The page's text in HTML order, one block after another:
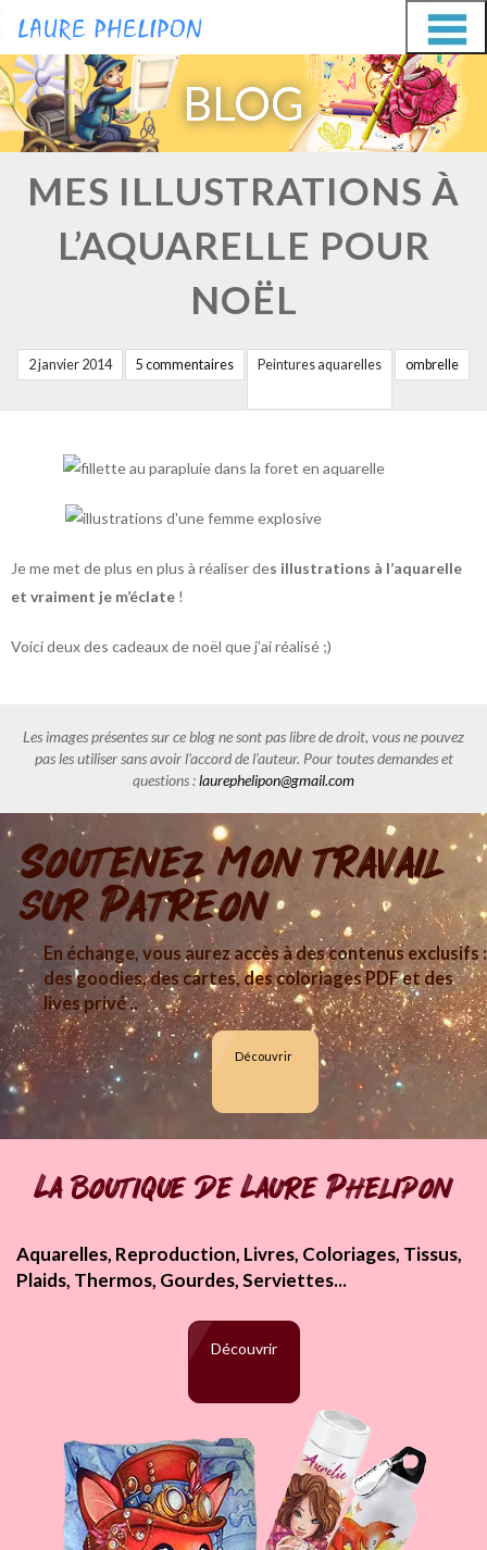
Aller
au
contenu
Aller
au
contenu
BLOG
MES ILLUSTRATIONS À
L’AQUARELLE POUR
NOËL
2 janvier 2014 5 commentaires Peintures aquarelles ombrelle
Je me met de plus en plus à réaliser des illustrations à l’aquarelle
et vraiment je m’éclate !
Voici deux des cadeaux de noël que j’ai réalisé ;)
Les images présentes sur ce blog ne sont pas libre de droit, vous ne pouvez
pas les utiliser sans avoir l'accord de l'auteur. Pour toutes demandes et
questions :laurephelipon@gmail.com
Soutenez mon travail
sur Patreon
En échange, vous aurez accès à des contenus exclusifs :
des goodies, des cartes, des coloriages PDF et des
lives privé ..
Découvrir
La boutique de Laure Phelipon
Aquarelles, Reproduction, Livres, Coloriages, Tissus,
Plaids, Thermos, Gourdes, Serviettes...
Découvrir